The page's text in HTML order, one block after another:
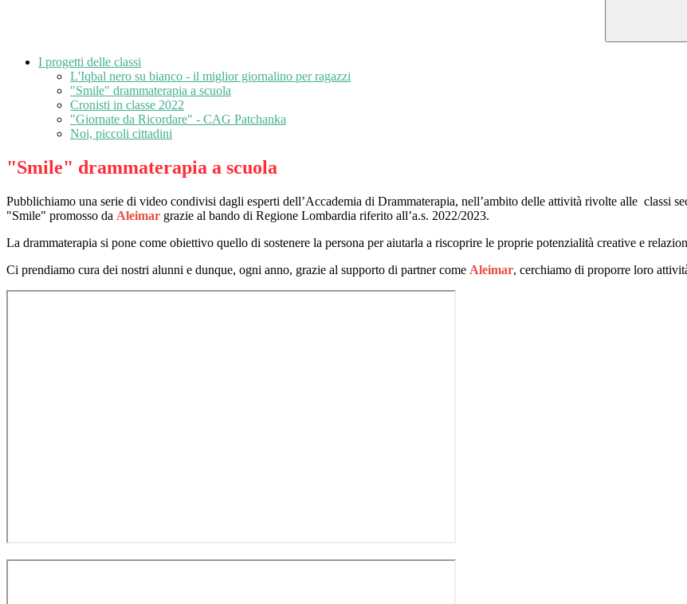
I progetti delle classi
L'Iqbal nero su bianco - il miglior giornalino per ragazzi
"Smile" drammaterapia a scuola
Cronisti in classe 2022
"Giornate da Ricordare" - CAG Patchanka
Noi, piccoli cittadini
"Smile" drammaterapia a scuola
Pubblichiamo una serie di video condivisi dagli esperti dell’Accademia di Drammaterapia, nell’ambito delle attività rivolte alle classi
"Smile" promosso da Aleimar grazie al bando di Regione Lombardia riferito all’a.s. 2022/2023.
La drammaterapia si pone come obiettivo quello di sostenere la persona per aiutarla a riscoprire le proprie potenzialità creative e
Ci prendiamo cura dei nostri alunni e dunque, ogni anno, grazie al supporto di partner come Aleimar, cerchiamo di proporre loro